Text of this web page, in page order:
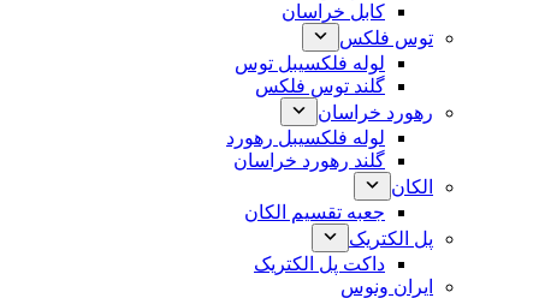
کابل خراسان
توس فلکس
لوله فلکسیبل توس
گلند توس فلکس
رهورد خراسان
لوله فلکسیبل رهورد
گلند رهورد خراسان
الکان
جعبه تقسیم الکان
پل الکتریک
داکت پل الکتریک
ایران ونوس